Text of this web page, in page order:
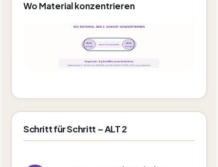
Wo Material konzentrieren
WO MATERIAL DER 2. SCHICHT KONZENTRIEREN
MEHR
an Enden
MEHR
an Enden
dünne Schicht (Ästhetik!)
Insgesamt ~8 g DentiFlex (zwei Schichten)
Material der 2. Schicht an ENDEN und SCHWACHSTELLEN konzentrieren
Schritt für Schritt – ALT 2